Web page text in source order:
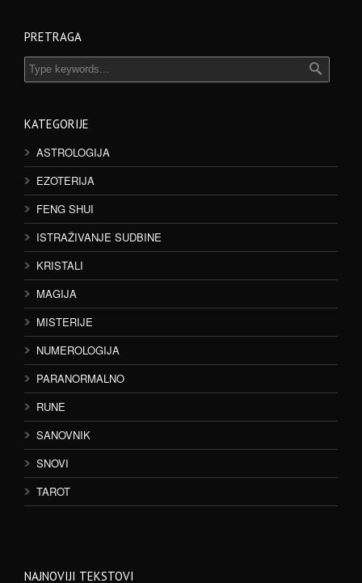
PRETRAGA
KATEGORIJE
ASTROLOGIJA
EZOTERIJA
FENG SHUI
ISTRAŽIVANJE SUDBINE
KRISTALI
MAGIJA
MISTERIJE
NUMEROLOGIJA
PARANORMALNO
RUNE
SANOVNIK
SNOVI
TAROT
NAJNOVIJI TEKSTOVI